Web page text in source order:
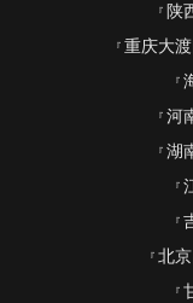
陕
重庆大
河
湖
北